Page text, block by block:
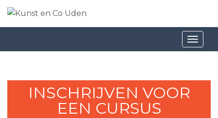
INSCHRIJVEN VOOR
EEN CURSUS